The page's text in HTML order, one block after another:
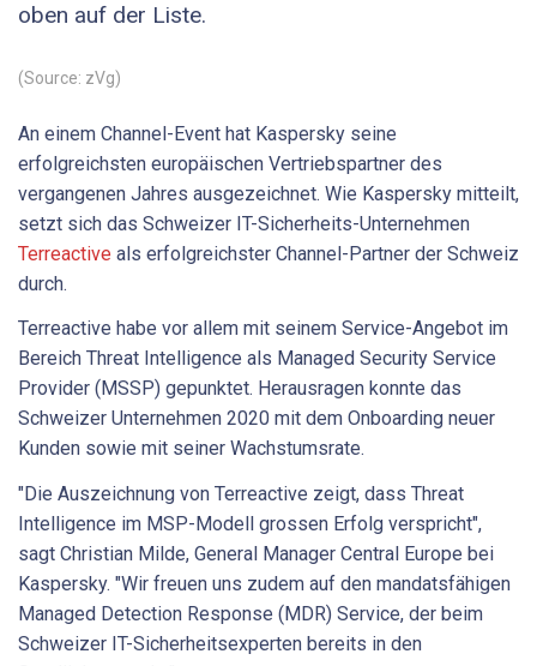
oben auf der Liste.
(Source: zVg)
An einem Channel-Event hat Kaspersky seine
erfolgreichsten europäischen Vertriebspartner des
vergangenen Jahres ausgezeichnet. Wie Kaspersky mitteilt,
setzt sich das Schweizer IT-Sicherheits-Unternehmen
Terreactive als erfolgreichster Channel-Partner der Schweiz
durch.
Terreactive habe vor allem mit seinem Service-Angebot im
Bereich Threat Intelligence als Managed Security Service
Provider (MSSP) gepunktet. Herausragen konnte das
Schweizer Unternehmen 2020 mit dem Onboarding neuer
Kunden sowie mit seiner Wachstumsrate.
"Die Auszeichnung von Terreactive zeigt, dass Threat
Intelligence im MSP-Modell grossen Erfolg verspricht",
sagt Christian Milde, General Manager Central Europe bei
Kaspersky. "Wir freuen uns zudem auf den mandatsfähigen
Managed Detection Response (MDR) Service, der beim
Schweizer IT-Sicherheitsexperten bereits in den